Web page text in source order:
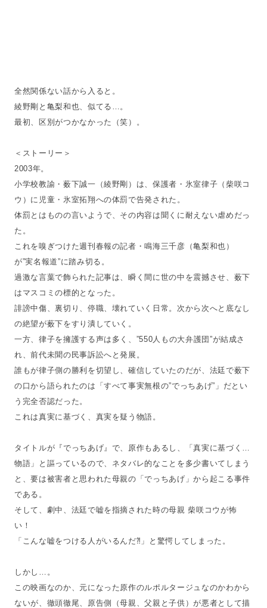
全然関係ない話から入ると。
綾野剛と亀梨和也、似てる…。
最初、区別がつかなかった（笑）。
＜ストーリー＞
2003年。
小学校教諭・薮下誠一（綾野剛）は、保護者・氷室律子（柴咲コ
ウ）に児童・氷室拓翔への体罰で告発された。
体罰とはものの言いようで、その内容は聞くに耐えない虐めだっ
た。
これを嗅ぎつけた週刊春報の記者・鳴海三千彦（亀梨和也）
が”実名報道”に踏み切る。
過激な言葉で飾られた記事は、瞬く間に世の中を震撼させ、薮下
はマスコミの標的となった。
誹謗中傷、裏切り、停職、壊れていく日常。次から次へと底なし
の絶望が薮下をすり潰していく。
一方、律子を擁護する声は多く、”550人もの大弁護団”が結成さ
れ、前代未聞の民事訴訟へと発展。
誰もが律子側の勝利を切望し、確信していたのだが、法廷で薮下
の口から語られたのは「すべて事実無根の”でっちあげ”」だとい
う完全否認だった。
これは真実に基づく、真実を疑う物語。
タイトルが『でっちあげ』で、原作もあるし、「真実に基づく…
物語」と謳っているので、ネタバレ的なことを多少書いてしまう
と、要は被害者と思われた母親の「でっちあげ」から起こる事件
である。
そして、劇中、法廷で嘘を指摘された時の母親 柴咲コウが怖
い！
「こんな嘘をつける人がいるんだ⁈」と驚愕してしまった。
しかし…。
この映画なのか、元になった原作のルポルタージュなのかわから
ないが、徹頭徹尾、原告側（母親、父親と子供）が悪者として描